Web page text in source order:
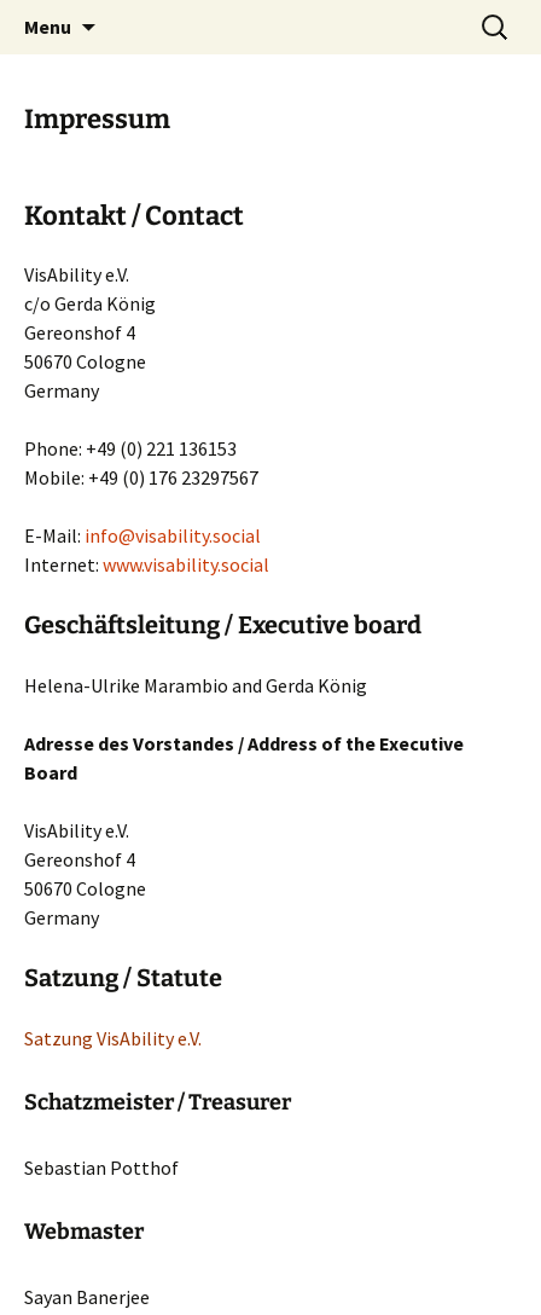
VisAbility
Art – Education – Social Change
Menu
Search
for:
Impressum
Kontakt/Contact
VisAbility e.V.
c/o Gerda König
Gereonshof 4
50670 Cologne
Germany
Phone: +49 (0) 221 136153
Mobile: +49 (0) 176 23297567
E-Mail: info@visability.social
Internet: www.visability.social
Geschäftsleitung / Executive board
Helena-Ulrike Marambio and Gerda König
Adresse des Vorstandes / Address of the Executive
Board
VisAbility e.V.
Gereonshof 4
50670 Cologne
Germany
Satzung / Statute
Satzung VisAbility e.V.
Schatzmeister /Treasurer
Sebastian Potthof
Webmaster
Sayan Banerjee